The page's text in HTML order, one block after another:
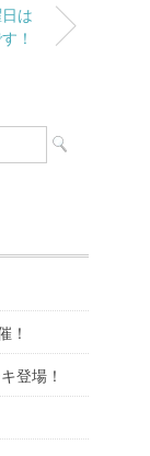
は
！
！
登場！